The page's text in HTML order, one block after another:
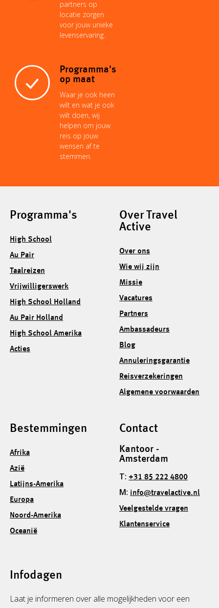
partners op
locatie zorgen
voor jouw unieke
levenservaring.
Programma's
op maat
Waar je ook heen
wilt en wat je ook
wilt doen, wij
helpen om jouw
reis op jouw
wensen af te
stemmen.
Programma's
High School
Au Pair
Taalreizen
Vrijwilligerswerk
High School Holland
Au Pair Holland
High School Amerika
Acties
Over Travel
Active
Over ons
Wie wij zijn
Missie
Vacatures
Partners
Ambassadeurs
Blog
Annuleringsgarantie
Reisverzekeringen
Algemene voorwaarden
Bestemmingen
Afrika
Azië
Latijns-Amerika
Europa
Noord-Amerika
Oceanië
Contact
Kantoor -
Amsterdam
T: +31 85 222 4800
M: info@travelactive.nl
Veelgestelde vragen
Klantenservice
Infodagen
Laat je informeren over alle mogelijkheden voor een